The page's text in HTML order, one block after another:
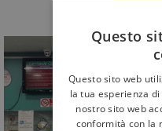
Questo
Questo sito web
la tua esperienza
nostro sito web
conformità con la